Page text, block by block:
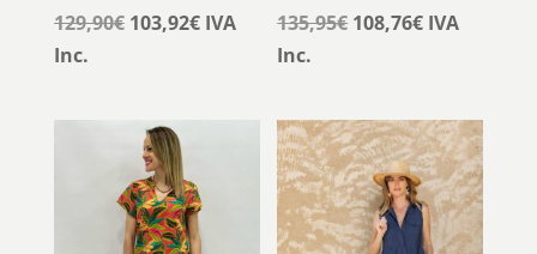
129,90€ El
129,90€.
103,92€ElIVA
Inc.
135,95€ El
era:
135,95€.
108,76€El
es:
108,76€.
IVA
Inc.